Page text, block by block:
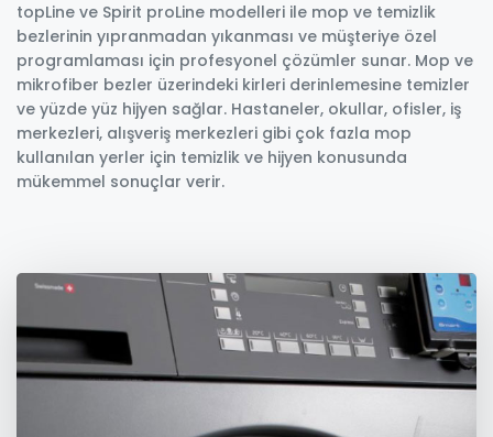
topLine ve Spirit proLine modelleri ile mop ve temizlik
bezlerinin yıpranmadan yıkanması ve müşteriye özel
programlaması için profesyonel çözümler sunar. Mop ve
mikrofiber bezler üzerindeki kirleri derinlemesine temizler
ve yüzde yüz hijyen sağlar. Hastaneler, okullar, ofisler, iş
merkezleri, alışveriş merkezleri gibi çok fazla mop
kullanılan yerler için temizlik ve hijyen konusunda
mükemmel sonuçlar verir.